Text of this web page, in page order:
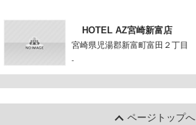
HOTEL AZ宮崎新富店
宮崎県児湯郡新富町富田２丁目
-
ページトップへ